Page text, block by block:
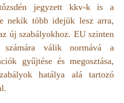
jegyzett kkv-k is a
nekik több idejük lesz arra,
új szabályokhoz. EU szinten
válik normává a
gyűjtése és megosztása,
hatálya alá tartozó